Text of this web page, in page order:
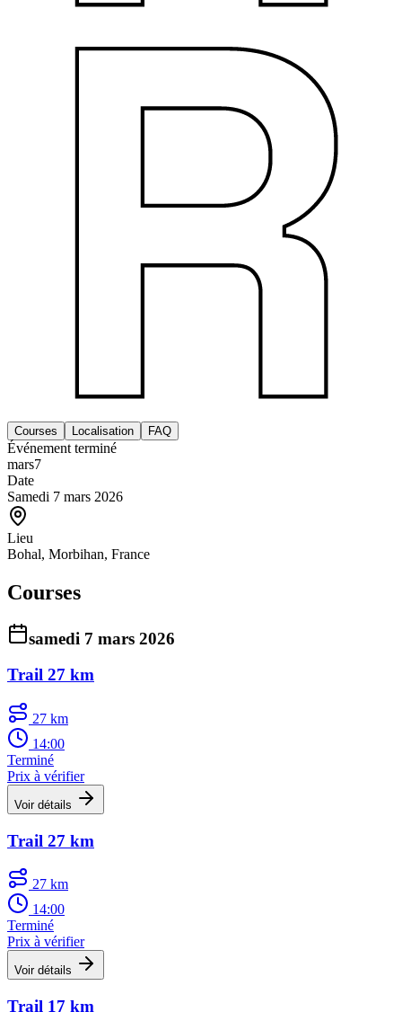
Courses Localisation FAQ
Événement terminé
mars7
Date
Samedi 7 mars 2026
Lieu
Bohal, Morbihan, France
Courses
samedi 7 mars 2026
Trail 27 km
27 km
14:00
Terminé
Prix à vérifier
Voir détails
Trail 27 km
27 km
14:00
Terminé
Prix à vérifier
Voir détails
Trail 17 km